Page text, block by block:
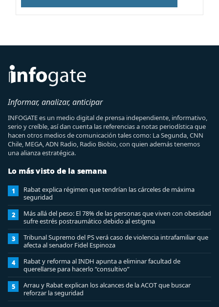
Informar, analizar, anticipar
INFOGATE es un medio digital de prensa independiente, informativo,
serio y creíble, así dan cuenta las referencias a notas periodística que
hacen otros medios de comunicación tales como: La Segunda, CNN
Chile, MEGA, ADN Radio, Radio Biobio, con quien además tenemos
una alianza estratégica.
Lo más visto de la semana
1
Rabat explica régimen que tendrían las cárceles de máxima
seguridad
2
Más allá del peso: El 78% de las personas que viven con obesidad
sufre estrés postraumático debido al estigma
3
Tribunal Supremo del PS verá caso de violencia intrafamiliar que
afecta al senador Fidel Espinoza
4
Rabat y reforma al INDH apunta a eliminar facultad de
querellarse para hacerlo “consultivo”
5
Arrau y Rabat explican los alcances de la ACOT que buscar
reforzar la seguridad